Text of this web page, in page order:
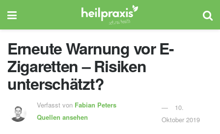
Erneute Warnung vor E-
Zigaretten – Risiken
unterschätzt?
Verfasst von Fabian Peters
Quellen ansehen
10.
Oktober 2019